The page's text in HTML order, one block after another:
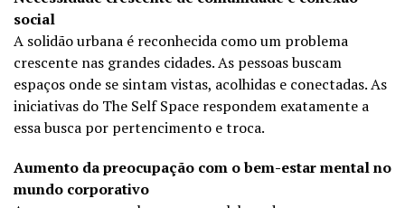
social
A solidão urbana é reconhecida como um problema
crescente nas grandes cidades. As pessoas buscam
espaços onde se sintam vistas, acolhidas e conectadas. As
iniciativas do The Self Space respondem exatamente a
essa busca por pertencimento e troca.
Aumento da preocupação com o bem-estar mental no
mundo corporativo